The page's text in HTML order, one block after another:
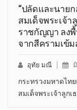
“ปลัดและนาย
สมเด็จพระเจ้
ราชกัญญา ลงพื้
จากสีครามเข้
อุทัย มณี
กระทรวงมหาดไท
สมเด็จพระเจ้าลูกเธ